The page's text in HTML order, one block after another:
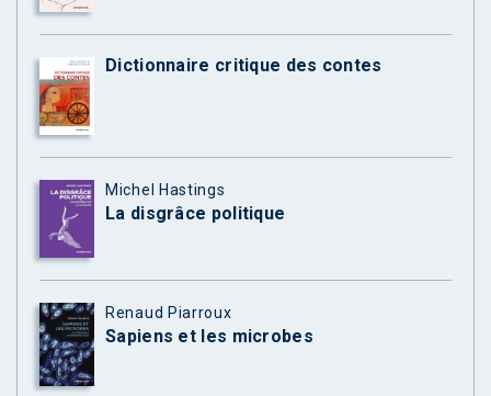
Dictionnaire critique des contes
Michel Hastings
La disgrâce politique
Renaud Piarroux
Sapiens et les microbes